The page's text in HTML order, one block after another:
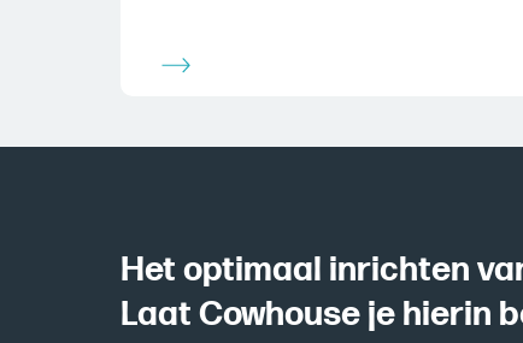
Het optimaal inrichten
Laat Cowhouse je hierin